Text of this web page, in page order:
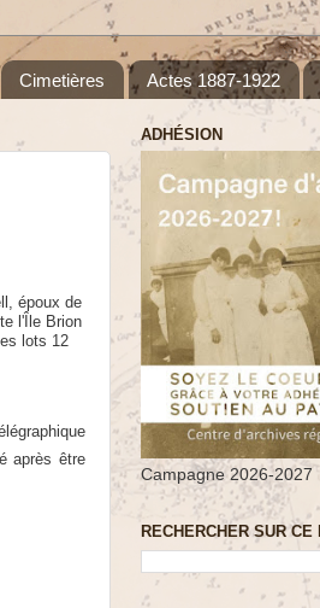
Cimetières Actes 1887-1922
époux de
l'Île Brion
lots 12
après être
ADHÉSION
Campagne 2026-2027
RECHERCHER SUR CE